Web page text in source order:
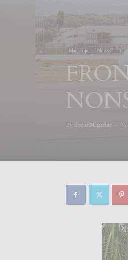
Magazine News Flash
By Focus Magazine